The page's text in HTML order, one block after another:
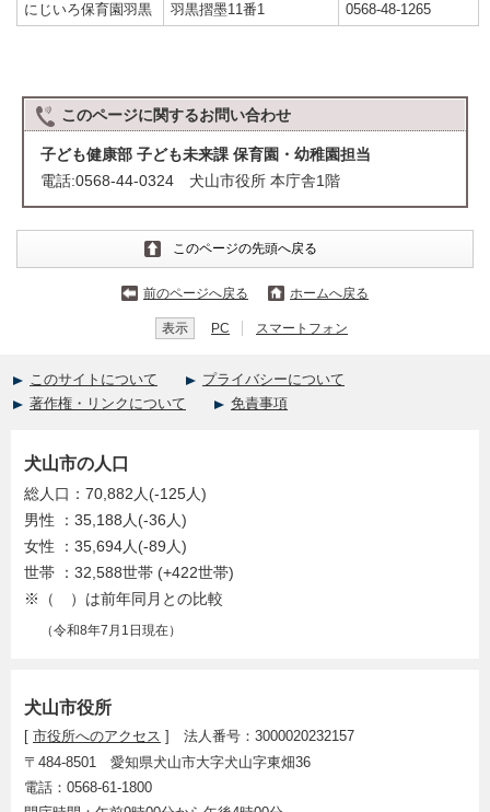
にじいろ保育園羽黒
羽黒摺墨11番1 0568-48-1265
このページに関するお問い合わせ
子ども健康部 子ども未来課 保育園・幼稚園担当
電話:0568-44-0324 犬山市役所 本庁舎1階
このページの先頭へ戻る
前のページへ戻る ホームへ戻る
表示 PC スマートフォン
このサイトについて
プライバシーについて
著作権・リンクについて
免責事項
犬山市役所
[ 市役所へのアクセス ] 法人番号：3000020232157
〒484-8501 愛知県犬山市大字犬山字東畑36
電話：0568-61-1800
犬山市の人口
総人口：70,882人(-125人)
男性 ：35,188人(-36人)
女性 ：35,694人(-89人)
世帯 ：32,588世帯 (+422世帯)
※（ ）は前年同月との比較
（令和8年7月1日現在）